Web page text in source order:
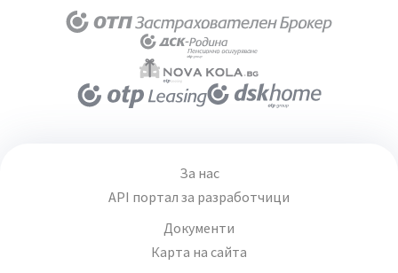
За нас
API портал за разработчици
Документи
Карта на сайта